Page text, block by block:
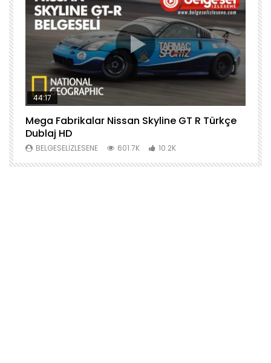
44:17
Mega Fabrikalar Nissan Skyline GT R Türkçe
Dublaj HD
BELGESELIZLESENE 601.7K 10.2K